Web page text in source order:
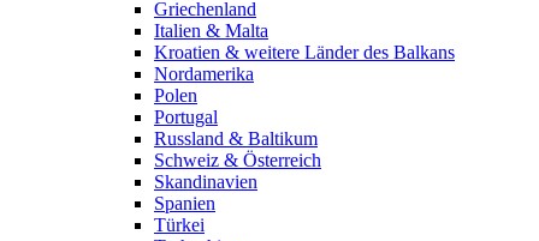
Griechenland
Italien & Malta
Kroatien & weitere Länder des Balkans
Nordamerika
Polen
Portugal
Russland & Baltikum
Schweiz & Österreich
Skandinavien
Spanien
Türkei